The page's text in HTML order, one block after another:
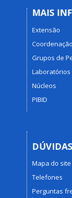
MAIS
Extensão
Grupos de
Laboratórios
Núcleos
PIBID
Mapa do site
Telefones
Perguntas